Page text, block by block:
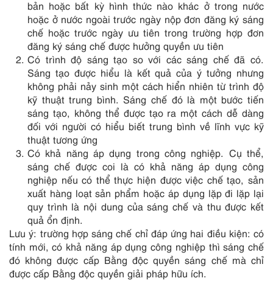
bản hoặc bất kỳ hình thức nào khác ở trong nước
hoặc ở nước ngoài trước ngày nộp đơn đăng ký sáng
chế hoặc trước ngày ưu tiên trong trường hợp đơn
đăng ký sáng chế được hưởng quyền ưu tiên
Có trình độ sáng tạo so với các sáng chế đã có.
Sáng tạo được hiểu là kết quả của ý tưởng nhưng
không phải nảy sinh một cách hiển nhiên từ trình độ
kỹ thuật trung bình. Sáng chế đó là một bước tiến
sáng tạo, không thể được tạo ra một cách dễ dàng
đối với người có hiểu biết trung bình về lĩnh vực kỹ
thuật tương ứng
Có khả năng áp dụng trong công nghiệp. Cụ thể,
sáng chế được coi là có khả năng áp dụng công
nghiệp nếu có thể thực hiện được việc chế tạo, sản
xuất hàng loạt sản phẩm hoặc áp dụng lặp đi lặp lại
quy trình là nội dung của sáng chế và thu được kết
quả ổn định.
Lưu ý: trường hợp sáng chế chỉ đáp ứng hai điều kiện: có
tính mới, có khả năng áp dụng công nghiệp thì sáng chế
đó không được cấp Bằng độc quyền sáng chế mà chỉ
được cấp Bằng độc quyền giải pháp hữu ích.